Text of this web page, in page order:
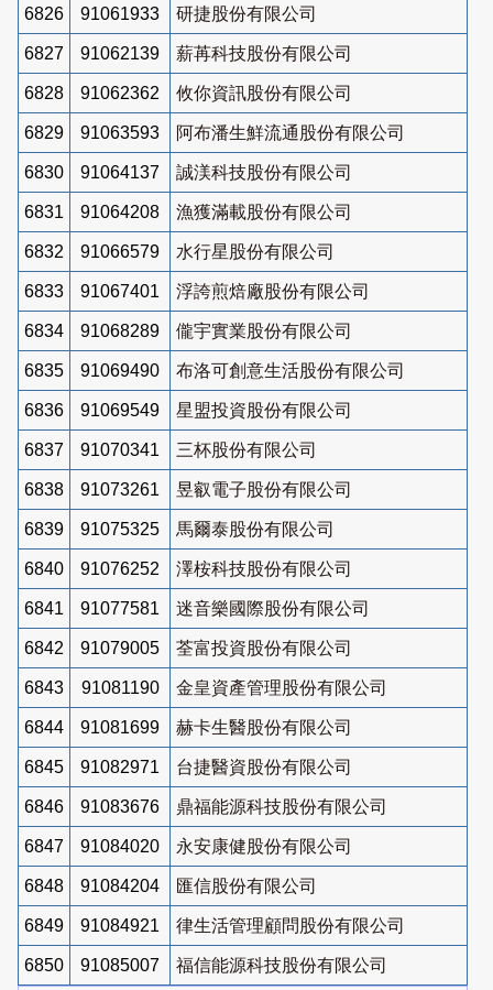
6826 91061933 研捷股份有限公司
6827 91062139 薪苒科技股份有限公司
6828 91062362 攸你資訊股份有限公司
6829 91063593 阿布潘生鮮流通股份有限公司
6830 91064137 誠渼科技股份有限公司
6831 91064208 漁獲滿載股份有限公司
6832 91066579 水行星股份有限公司
6833 91067401 浮誇煎焙廠股份有限公司
6834 91068289 儱宇實業股份有限公司
6835 91069490 布洛可創意生活股份有限公司
6836 91069549 星盟投資股份有限公司
6837 91070341 三杯股份有限公司
6838 91073261 昱叡電子股份有限公司
6839 91075325 馬爾泰股份有限公司
6840 91076252 澤桉科技股份有限公司
6841 91077581 迷音樂國際股份有限公司
6842 91079005 荃富投資股份有限公司
6843 91081190 金皇資產管理股份有限公司
6844 91081699 赫卡生醫股份有限公司
6845 91082971 台捷醫資股份有限公司
6846 91083676 鼎福能源科技股份有限公司
6847 91084020 永安康健股份有限公司
6848 91084204 匯信股份有限公司
6849 91084921 律生活管理顧問股份有限公司
6850 91085007
福信能源科技股份有限公司